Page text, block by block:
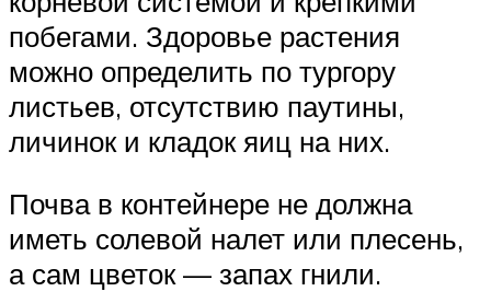
побегами. Здоровье растения
можно определить по тургору
листьев, отсутствию паутины,
личинок и кладок яиц на них.
Почва в контейнере не должна
иметь солевой налет или плесень,
а сам цветок — запах гнили.